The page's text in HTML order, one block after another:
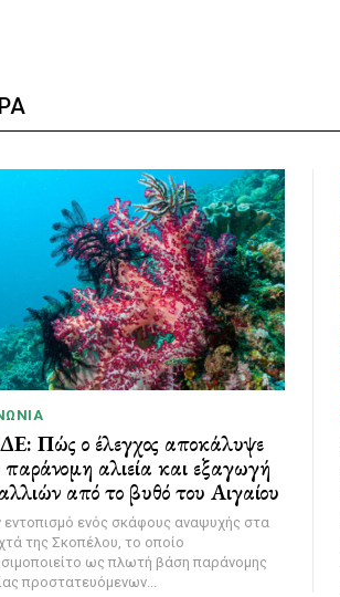
Πώς ο έλεγχος αποκάλυψε
αλιεία και εξαγωγή
από το βυθό του Αιγαίου
εντοπισμό ενός σκάφους αναψυχής στα
της Σκοπέλου, το οποίο
ως πλωτή βάση παράνομης
προστατευόμενων...